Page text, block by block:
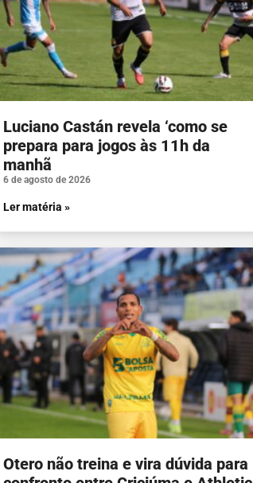
Luciano Castán revela ‘como se
prepara para jogos às 11h da
manhã
6 de agosto de 2026
Ler matéria »
Otero não treina e vira dúvida para